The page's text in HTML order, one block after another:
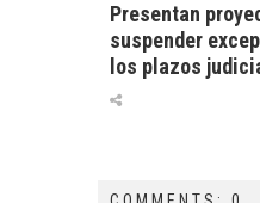
Presentan
suspender
los plazos